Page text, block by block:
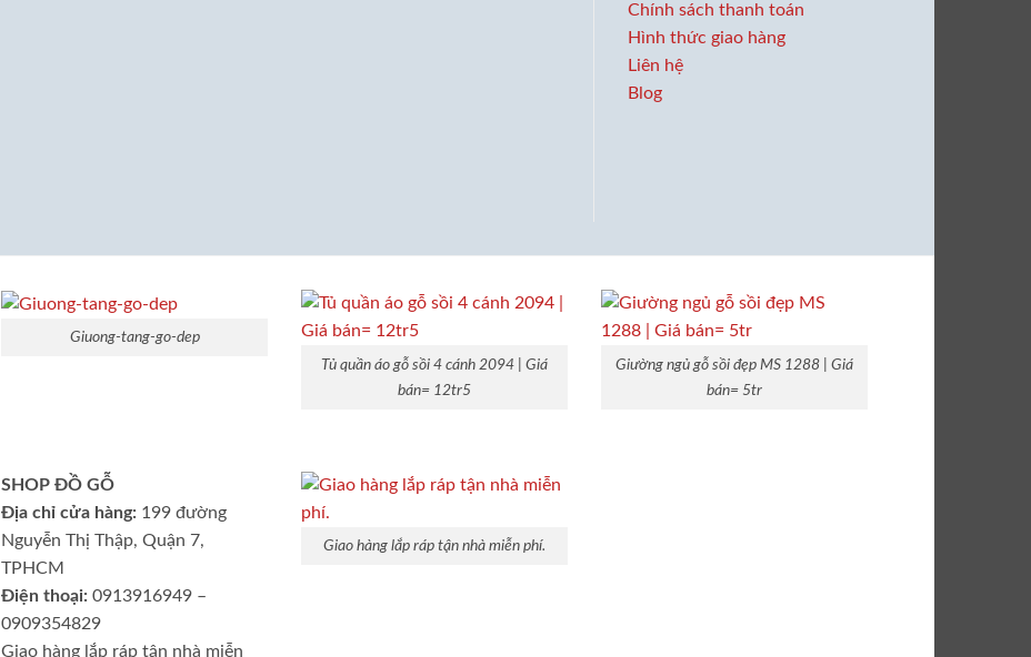
Chính sách thanh toán
Hình thức giao hàng
Liên hệ
Blog
Giuong-tang-go-dep
Tủ quần áo gỗ sồi 4 cánh 2094 | Giá
bán= 12tr5
Giường ngủ gỗ sồi đẹp MS 1288 | Giá
bán= 5tr
SHOP ĐỒ GỖ
Địa chỉ cửa hàng: 199 đường
Nguyễn Thị Thập, Quận 7,
TPHCM
Điện thoại: 0913916949 –
0909354829
Giao hàng lắp ráp tận nhà miễn
Giao hàng lắp ráp tận nhà miễn phí.